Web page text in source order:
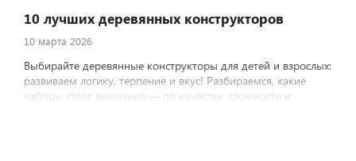
10 лучших деревянных конструкторов
10 марта 2026
Выбирайте деревянные конструкторы для детей и взрослых:
развиваем логику, терпение и вкус! Разбираемся, какие
наборы стоят внимания — по качеству, сложности и